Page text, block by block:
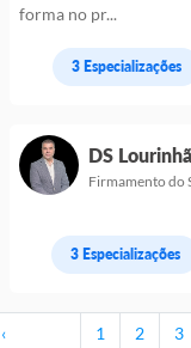
3 Especializações
forma no pr...
3 Especializações
DS Lourinhã
Firmamento do
‹
1 2 3